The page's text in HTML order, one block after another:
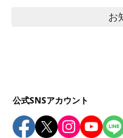
お
公式SNSアカウント